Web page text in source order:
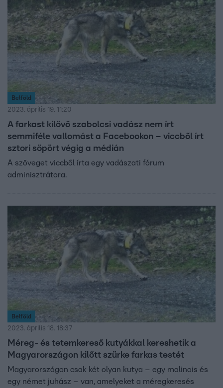
Belföld
2023. április 19. 11:20
A farkast kilövő szabolcsi vadász nem írt
semmiféle vallomást a Facebookon – viccből írt
sztori söpört végig a médián
A szöveget viccből írta egy vadászati fórum
adminisztrátora.
Belföld
2023. április 18. 18:37
Méreg- és tetemkereső kutyákkal kereshetik a
Magyarországon kilőtt szürke farkas testét
Magyarországon csak két olyan kutya – egy malinois és
egy német juhász – van, amelyeket a méregkeresés